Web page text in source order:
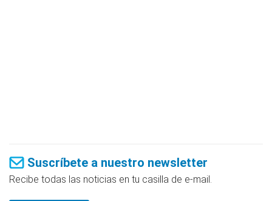
Suscríbete a nuestro newsletter
Recibe todas las noticias en tu casilla de e-mail.